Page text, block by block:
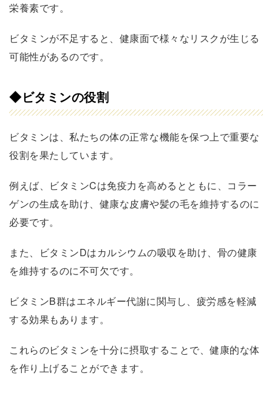
栄養素です。
ビタミンが不足すると、健康面で様々なリスクが生じる
可能性があるのです。
◆ビタミンの役割
ビタミンは、私たちの体の正常な機能を保つ上で重要な
役割を果たしています。
例えば、ビタミンCは免疫力を高めるとともに、コラー
ゲンの生成を助け、健康な皮膚や髪の毛を維持するのに
必要です。
また、ビタミンDはカルシウムの吸収を助け、骨の健康
を維持するのに不可欠です。
ビタミンB群はエネルギー代謝に関与し、疲労感を軽減
する効果もあります。
これらのビタミンを十分に摂取することで、健康的な体
を作り上げることができます。